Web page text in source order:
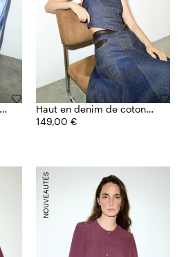
Haut en denim de coton
et lin
149,00 €
NOUVEAUTÉS